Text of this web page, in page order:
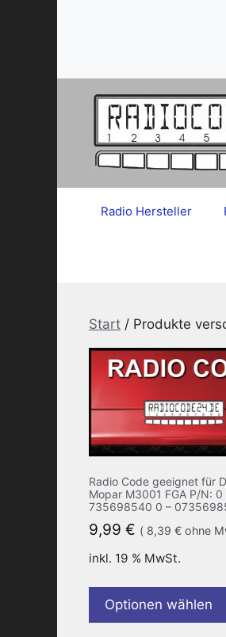
Radio Hersteller
Start / Produkte
Radio Code geeignet für
Mopar M3001 FGA P/N: 0
735698540 0 –
9,99 € ( 8,39 € ohne
inkl. 19 % MwSt.
Optionen wählen